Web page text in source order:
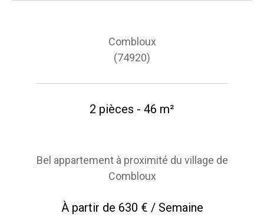
Combloux
(74920)
2 pièces - 46 m²
Bel appartement à proximité du village de
Combloux
À partir de 630 € / Semaine